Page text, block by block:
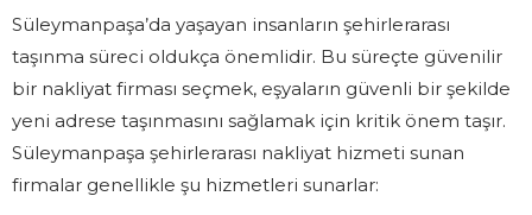
Süleymanpaşa’da yaşayan insanların şehirlerarası
taşınma süreci oldukça önemlidir. Bu süreçte güvenilir
bir nakliyat firması seçmek, eşyaların güvenli bir şekilde
yeni adrese taşınmasını sağlamak için kritik önem taşır.
Süleymanpaşa şehirlerarası nakliyat hizmeti sunan
firmalar genellikle şu hizmetleri sunarlar: